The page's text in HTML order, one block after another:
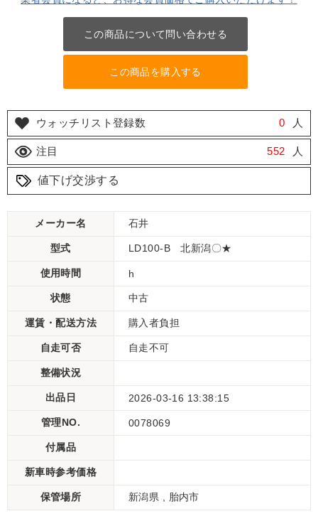
この商品について問い合わせる
この商品を購入する
ウォッチリスト登録数 0 人
注目 552 人
値下げ交渉する
メーカー名 石井
型式 LD100-B 北新潟〇★
使用時間 h
状態 中古
運賃・配送方法 購入者負担
自走可否 自走不可
整備状況
出品日 2026-03-16 13:38:15
管理NO. 0078069
付属品
新車時参考価格
保管場所 新潟県 , 胎内市